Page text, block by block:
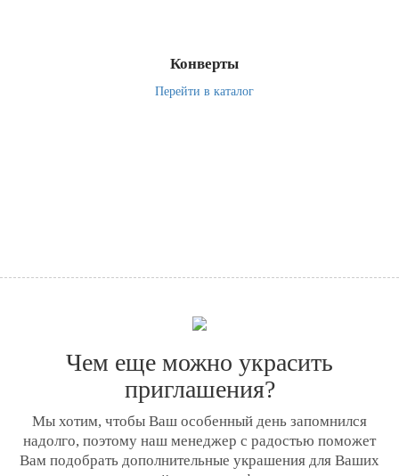
Конверты
Перейти в каталог
Чем еще можно украсить
приглашения?
Мы хотим, чтобы Ваш особенный день запомнился
надолго, поэтому наш менеджер с радостью поможет
Вам подобрать дополнительные украшения для Ваших